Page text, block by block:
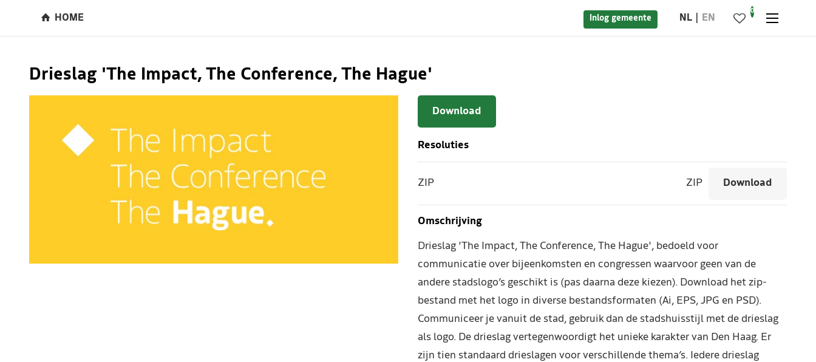
HOME Inlog gemeente NL EN
0
Drieslag 'The Impact, The Conference, The Hague'
Download
Resoluties
ZIP ZIP Download
Omschrijving
Drieslag 'The Impact, The Conference, The Hague', bedoeld voor
communicatie over bijeenkomsten en congressen waarvoor geen van de
andere stadslogo’s geschikt is (pas daarna deze kiezen). Download het zip-
bestand met het logo in diverse bestandsformaten (Ai, EPS, JPG en PSD).
Communiceer je vanuit de stad, gebruik dan de stadshuisstijl met de drieslag
als logo. De drieslag vertegenwoordigt het unieke karakter van Den Haag. Er
zijn tien standaard drieslagen voor verschillende thema’s. Iedere drieslag